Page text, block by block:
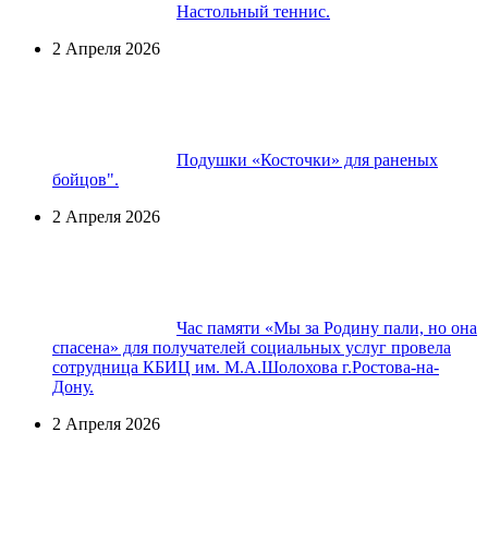
Настольный теннис.
2 Апреля 2026
Подушки «Косточки» для раненых
бойцов".
2 Апреля 2026
Час памяти «Мы за Родину пали, но она
спасена» для получателей социальных услуг провела
сотрудница КБИЦ им. М.А.Шолохова г.Ростова-на-
Дону.
2 Апреля 2026